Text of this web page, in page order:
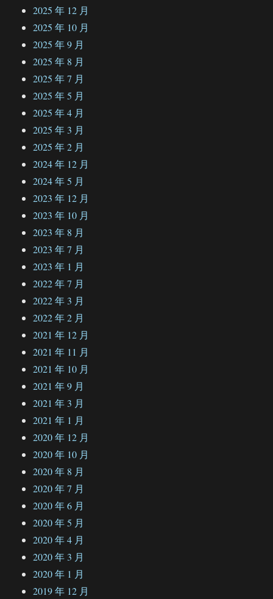
2025 年 12 月
2025 年 10 月
2025 年 9 月
2025 年 8 月
2025 年 7 月
2025 年 5 月
2025 年 4 月
2025 年 3 月
2025 年 2 月
2024 年 12 月
2024 年 5 月
2023 年 12 月
2023 年 10 月
2023 年 8 月
2023 年 7 月
2023 年 1 月
2022 年 7 月
2022 年 3 月
2022 年 2 月
2021 年 12 月
2021 年 11 月
2021 年 10 月
2021 年 9 月
2021 年 3 月
2021 年 1 月
2020 年 12 月
2020 年 10 月
2020 年 8 月
2020 年 7 月
2020 年 6 月
2020 年 5 月
2020 年 4 月
2020 年 3 月
2020 年 1 月
2019 年 12 月